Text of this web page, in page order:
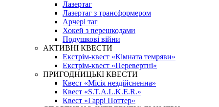
Лазертаг
Лазертаг з трансформером
Арчері таг
Хокей з перешкодами
Подушкові війни
АКТИВНІ КВЕСТИ
Екстрім-квест «Кімната темряви»
Екстрім-квест «Перевертні»
ПРИГОДНИЦЬКІ КВЕСТИ
Квест «Місія нездійсненна»
Квест «S.T.A.L.K.E.R.»
Квест «Гаррі Поттер»